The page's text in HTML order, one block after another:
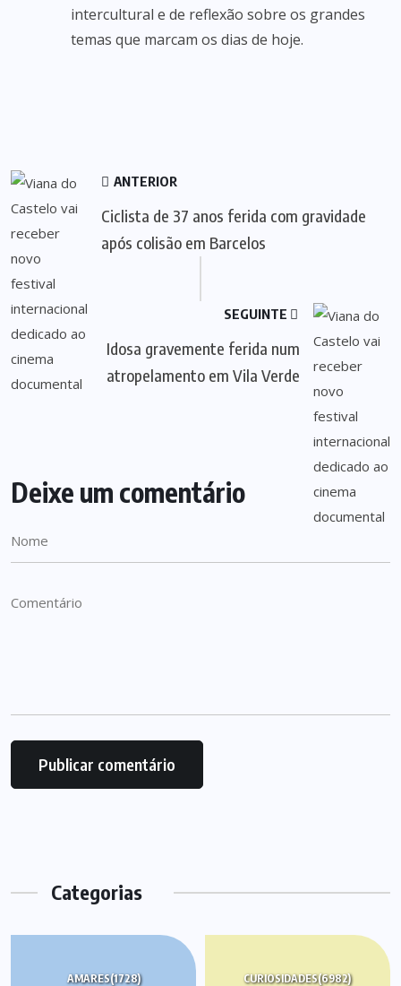
intercultural e de reflexão sobre os grandes
temas que marcam os dias de hoje.
ANTERIOR
Ciclista de 37 anos ferida com gravidade
após colisão em Barcelos
SEGUINTE
Idosa gravemente ferida num
atropelamento em Vila Verde
Deixe um comentário
Categorias
AMARES(1728) CURIOSIDADES(6982)